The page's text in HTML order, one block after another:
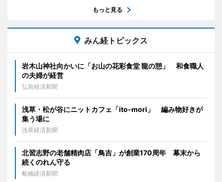
もっと見る
みん経トピックス
岩木山神社向かいに「お山の花彩食堂 龍の憩」 和食職人
の夫婦が経営
弘前経済新聞
浅草・松が谷にニットカフェ「ito-mori」 編み物好きが
集う場に
浅草経済新聞
北習志野の老舗精肉店「鳥吉」が創業170周年 幕末から
続くのれん守る
船橋経済新聞